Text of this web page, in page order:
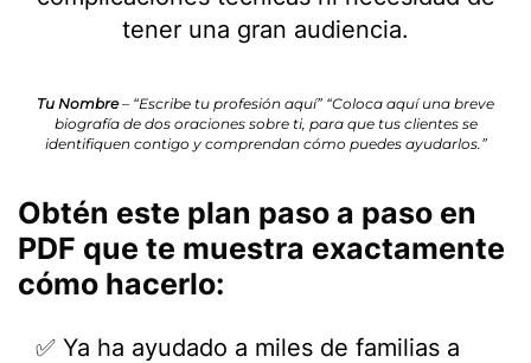
tener una gran audiencia.
Tu Nombre– “Escribe tu profesión aquí” “Coloca aquí una breve
biografía de dos oraciones sobre ti, para que tus clientes se
identifiquen contigo y comprendan cómo puedes ayudarlos.”
Obtén este plan paso a paso en
PDF que te muestra exactamente
cómo hacerlo:
✅ Ya ha ayudado a miles de familias a